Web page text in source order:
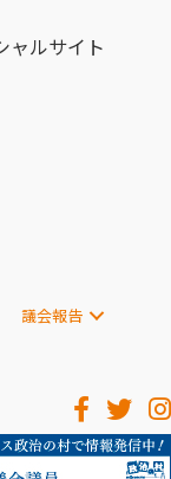
ルサイト
議会報告